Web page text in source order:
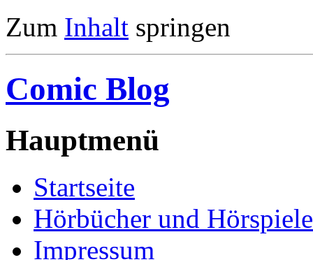
Zum Inhalt springen
Comic Blog
Hauptmenü
Startseite
Hörbücher und Hörspiele
Impressum